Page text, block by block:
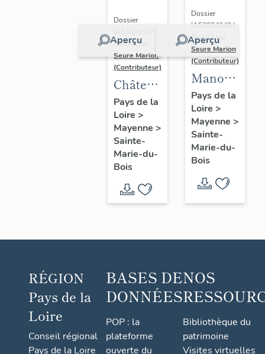
Aperçu
Dossier
Réalisé par
Seure Marion
(Contributeur)
Château
de la
Drouardière
Pays de la
Loire >
Mayenne >
Sainte-
Marie-du-
Bois
Aperçu
Dossier
IA53004348 |
Réalisé par
Seure Marion
(Contributeur)
Manoir-
maison
de
maître
de la
Guette
Pays de la
Loire >
Mayenne >
Sainte-
Marie-du-
Bois
RÉGION
Pays de la
Loire
Conseil régional
Pays de la Loire
BASES DE
DONNÉES
POP : la
plateforme
ouverte du
NOS
Bibliothèque du
patrimoine
Visites virtuelles